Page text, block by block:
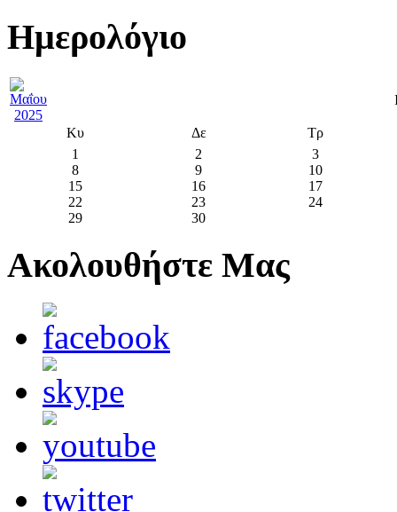
Ημερολόγιο
Κυ Δε
Τρ
1
2
3
8
9
10
15
16
17
22
23
24
29
30
Ακολουθήστε Μας